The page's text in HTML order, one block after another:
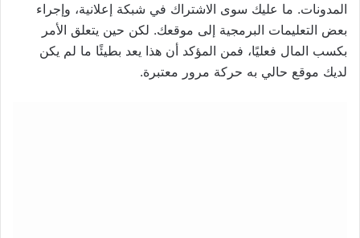
المدونات. ما عليك سوى الاشتراك في شبكة إعلانية، وإجراء
بعض التعليمات البرمجية إلى موقعك. لكن حين يتعلق الأمر
بكسب المال فعليًا، فمن المؤكد أن هذا يعد بطيئًا ما لم يكن
لديك موقع حالي به حركة مرور معتبرة.